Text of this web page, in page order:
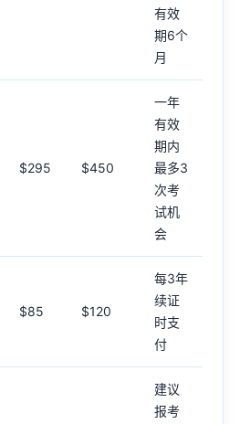
有效
期6个
月
$295 $450
一年
有效
期内
最多3
次考
试机
会
$85 $120
每3年
续证
时支
付
建议
报考